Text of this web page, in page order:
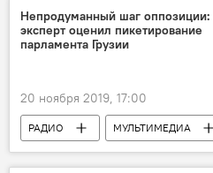
Непродуманный шаг оппозиции:
эксперт оценил пикетирование
парламента Грузии
20 ноября 2019, 17:00
РАДИО МУЛЬТИМЕДИА
АНАЛИТИКА
Новости мира